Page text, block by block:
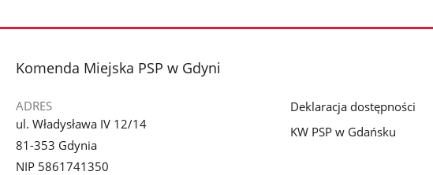
stopka
Komenda Miejska PSP w Gdyni
ADRES
ul. Władysława IV 12/14
81-353 Gdynia
NIP 5861741350
Deklaracja dostępności
KW PSP w Gdańsku